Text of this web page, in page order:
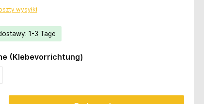
wysyłki
1-3 Tage
(Klebevorrichtung)